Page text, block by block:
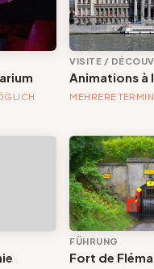
Voir les offres
Tout effacer
MEHRERE
FÜHRUNG